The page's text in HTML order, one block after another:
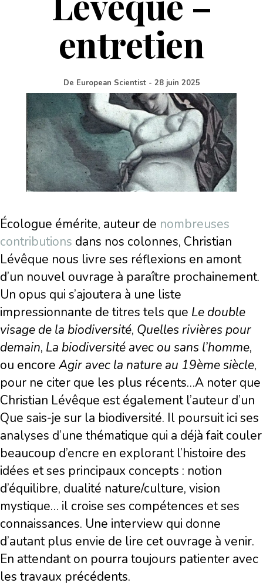
entretien
De European Scientist - 28 juin 2025
Écologue émérite, auteur de nombreuses
contributions dans nos colonnes, Christian
Lévêque nous livre ses réflexions en amont
d’un nouvel ouvrage à paraître prochainement.
Un opus qui s’ajoutera à une liste
impressionnante de titres tels que Le double
visage de la biodiversité, Quelles rivières pour
demain, La biodiversité avec ou sans l’homme,
ou encore Agir avec la nature au 19ème siècle,
pour ne citer que les plus récents…A noter que
Christian Lévêque est également l’auteur d’un
Que sais-je sur la biodiversité. Il poursuit ici ses
analyses d’une thématique qui a déjà fait couler
beaucoup d’encre en explorant l’histoire des
idées et ses principaux concepts : notion
d’équilibre, dualité nature/culture, vision
mystique… il croise ses compétences et ses
connaissances. Une interview qui donne
d’autant plus envie de lire cet ouvrage à venir.
En attendant on pourra toujours patienter avec
les travaux précédents.